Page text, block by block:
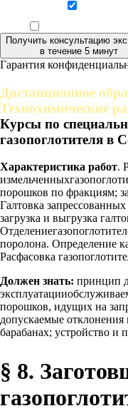
Получить консультацию
в течение 5 минут
Гарантия
Дистанционное
Технохимические
Курсы по
газопоглотителя в
Характеристика работ.
порошков по фракциям;
Галтовка
загрузка и выгрузка
поролона. Определение
Расфасовка
Должен знать: принцип
порошков, идущих на
допускаемые
барабанах; устройство и
§ 8.